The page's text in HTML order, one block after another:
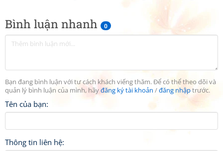
Bình luận nhanh 0
Bạn đang bình luận với tư cách khách viếng thăm. Để có thể theo dõi và
quản lý bình luận của mình, hãyđăng ký tài khoản /đăng nhậptrước.
Tên của bạn:
Thông tin liên hệ: